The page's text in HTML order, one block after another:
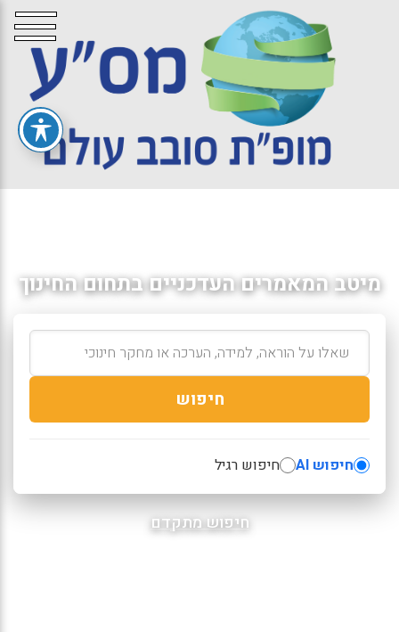
מיטב המאמרים העדכניים בתחום החינוך
חיפוש
חיפוש AI חיפוש רגיל
חיפוש מתקדם